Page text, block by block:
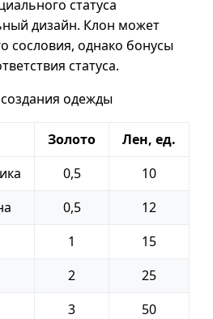
статуса
дизайн. Клон может
сословия, однако бонусы
статуса.
одежды
Золото
Лен, ед.
0,5
10
0,5
12
1
15
2
25
3
50